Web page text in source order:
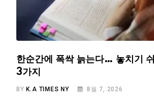
한순간에 폭싹 늙는다… 놓치기 쉬
3가지
BY K.A TIMES NY 8월 7, 2026